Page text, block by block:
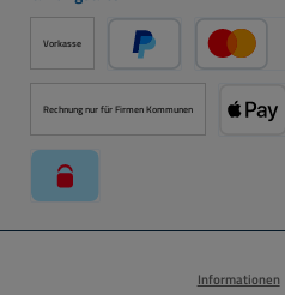
Vorkasse
PayPal
Rechnung nur für Firmen Kommunen
Informationen